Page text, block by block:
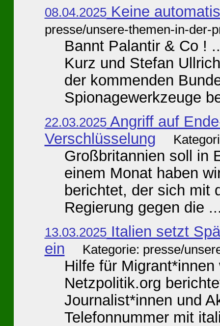
08.04.2025Keine
presse/unsere-themen-in-der-
Bannt Palantir & Co !
Kurz und Stefan
der kommenden
Spionagewerkzeuge
22.03.2025Angriff auf
Verschlüsselung
Großbritannien soll in
einem Monat haben
berichtet, der sich mit
Regierung gegen die
13.03.2025Italien setzt
ein
Kategorie: presse/
Hilfe für
Netzpolitik.org
Journalist*innen und
Telefonnummer mit